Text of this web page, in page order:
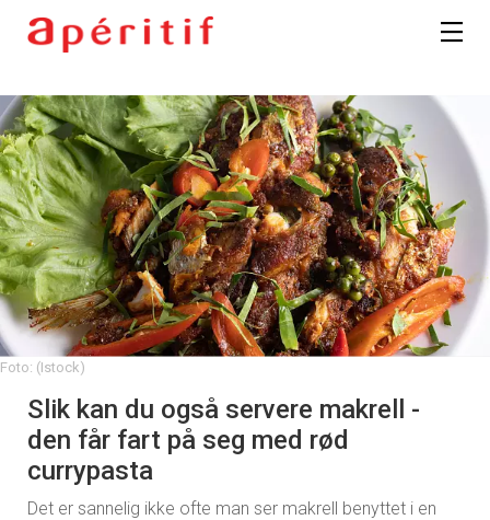
Foto: (Istock)
Slik kan du også servere makrell -
den får fart på seg med rød
currypasta
Det er sannelig ikke ofte man ser makrell benyttet i en